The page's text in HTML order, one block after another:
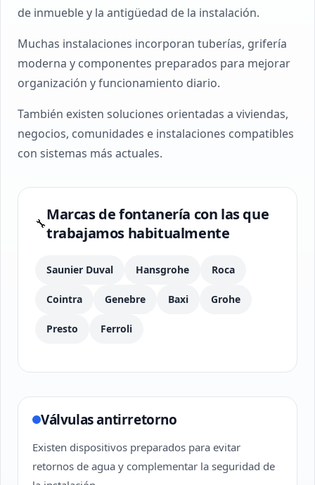
de inmueble y la antigüedad de la instalación.
Muchas instalaciones incorporan tuberías, grifería
moderna y componentes preparados para mejorar
organización y funcionamiento diario.
También existen soluciones orientadas a viviendas,
negocios, comunidades e instalaciones compatibles
con sistemas más actuales.
🔧Marcas de fontanería con las que
trabajamos habitualmente
Saunier Duval Hansgrohe Roca
Cointra Genebre Baxi Grohe
Presto Ferroli
Válvulas antirretorno
Existen dispositivos preparados para evitar
retornos de agua y complementar la seguridad de